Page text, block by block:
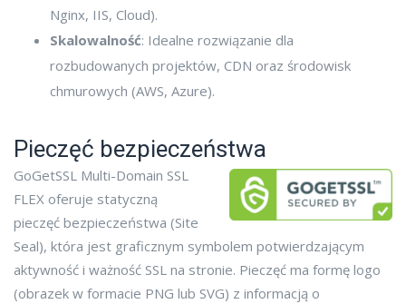
Nginx, IIS, Cloud).
Skalowalność: Idealne rozwiązanie dla
rozbudowanych projektów, CDN oraz środowisk
chmurowych (AWS, Azure).
Pieczęć bezpieczeństwa
GoGetSSL Multi-Domain SSL
FLEX oferuje statyczną
pieczęć bezpieczeństwa (Site
Seal), która jest graficznym symbolem potwierdzającym
aktywność i ważność SSL na stronie. Pieczęć ma formę logo
(obrazek w formacie PNG lub SVG) z informacją o